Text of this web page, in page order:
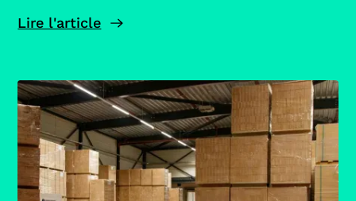
Lire l'article